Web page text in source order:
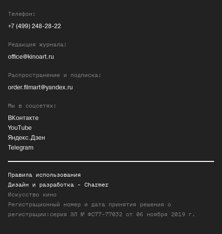
Телефон:
+7 (499) 248-28-22
Редакция журнала:
office@kinoart.ru
Распространение и подписка:
order.filmart@yandex.ru
Мы в соцсетях:
ВКонтакте
YouTube
Яндекс.Дзен
Telegram
Правила использования
Дизайн и разработка - Charmer
Искусство кино
Регистрационный номер и дата принятия решения о
регистрации:серия ЭЛ № ФС77-77032 от 06 ноября 2019 г.